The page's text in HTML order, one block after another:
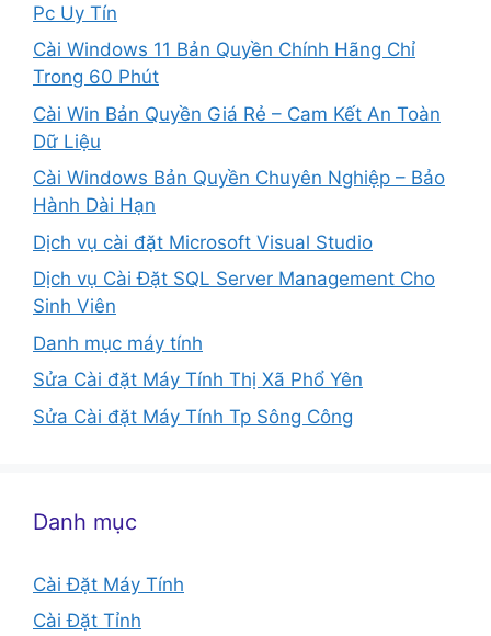
Pc Uy Tín
Cài Windows 11 Bản Quyền Chính Hãng Chỉ
Trong 60 Phút
Cài Win Bản Quyền Giá Rẻ – Cam Kết An Toàn
Dữ Liệu
Cài Windows Bản Quyền Chuyên Nghiệp – Bảo
Hành Dài Hạn
Dịch vụ cài đặt Microsoft Visual Studio
Dịch vụ Cài Đặt SQL Server Management Cho
Sinh Viên
Danh mục máy tính
Sửa Cài đặt Máy Tính Thị Xã Phổ Yên
Sửa Cài đặt Máy Tính Tp Sông Công
Danh mục
Cài Đặt Máy Tính
Cài Đặt Tỉnh